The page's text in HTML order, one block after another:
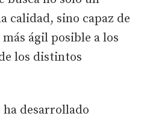
calidad, sino capaz de
ágil posible a los
los distintos
ha desarrollado